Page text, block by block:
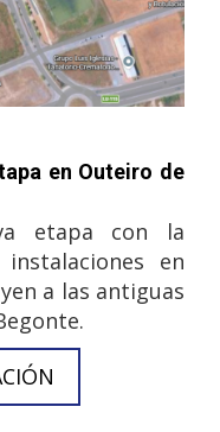
en Outeiro de
etapa con la
en
a las antiguas